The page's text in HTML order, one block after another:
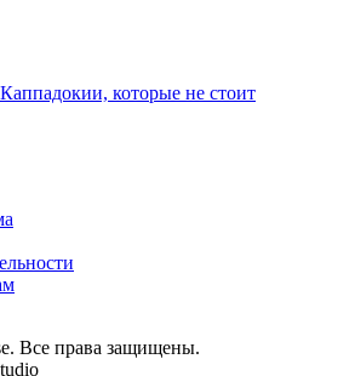
которые не стоит
Все права защищены.